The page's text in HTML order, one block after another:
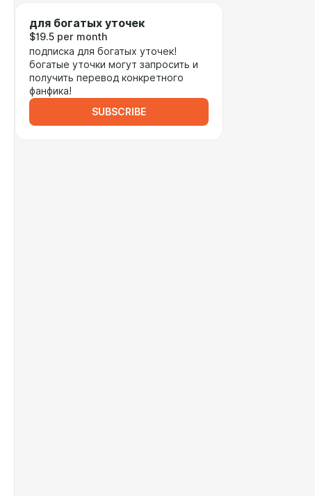
для богатых уточек
$19.5 per month
подписка для богатых уточек!
богатые уточки могут запросить и
получить перевод конкретного
фанфика!
SUBSCRIBE